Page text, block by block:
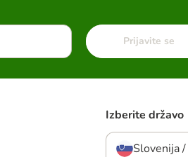
Prijavite se
Izberite državo
Slovenija